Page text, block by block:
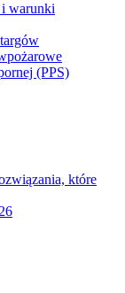
i warunki
(PPS)
które